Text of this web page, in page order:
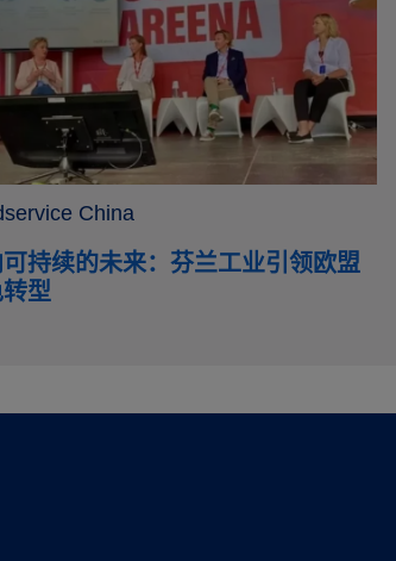
China
持续的未来：芬兰工业引领欧盟
型